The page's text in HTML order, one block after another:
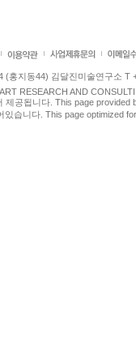
(홍지동44) 김달진미술연구소 T
RESEARCH AND
제공됩니다. This page provided
있습니다. This page optimized